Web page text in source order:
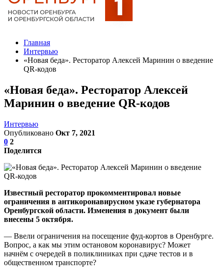
Главная
Интервью
«Новая беда». Ресторатор Алексей Маринин о введение
QR-кодов
«Новая беда». Ресторатор Алексей
Маринин о введение QR-кодов
Интервью
Опубликовано Окт 7, 2021
0 2
Поделится
Известный ресторатор прокомментировал новые
ограничения в антикоронавирусном указе губернатора
Оренбургской области. Изменения в документ были
внесены 5 октября.
— Ввели ограничения на посещение фуд-кортов в Оренбурге.
Вопрос, а как мы этим остановом коронавирус? Может
начнём с очередей в поликлиниках при сдаче тестов и в
общественном транспорте?